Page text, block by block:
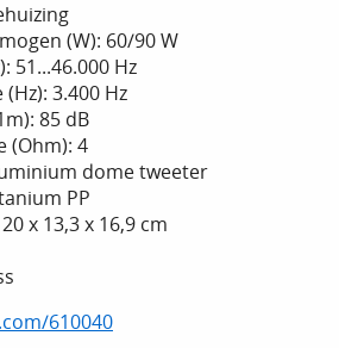
(W): 60/90 W
51...46.000 Hz
3.400 Hz
85 dB
(Ohm): 4
dome tweeter
PP
x 13,3 x 16,9 cm
610040